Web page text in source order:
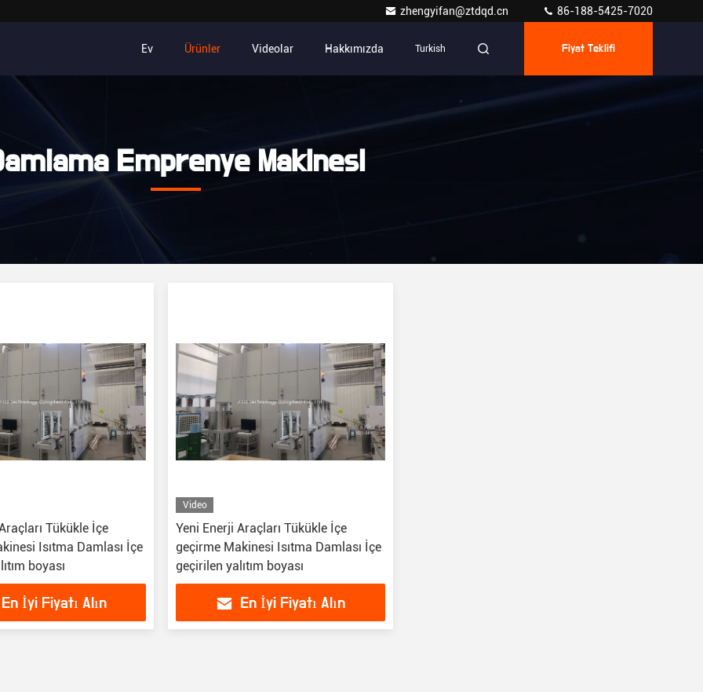
zhengyifan@ztdqd.cn 86-188-5425-7020
Ev Ürünler Videolar Hakkımızda Turkish Fiyat Teklifi
Emprenye Makinesi
Tükükle İçe
Isıtma Damlası İçe
boyası
En İyi Fiyatı Alın
Video
Yeni Enerji Araçları Tükükle İçe
geçirme Makinesi Isıtma Damlası İçe
geçirilen yalıtım boyası
En İyi Fiyatı Alın